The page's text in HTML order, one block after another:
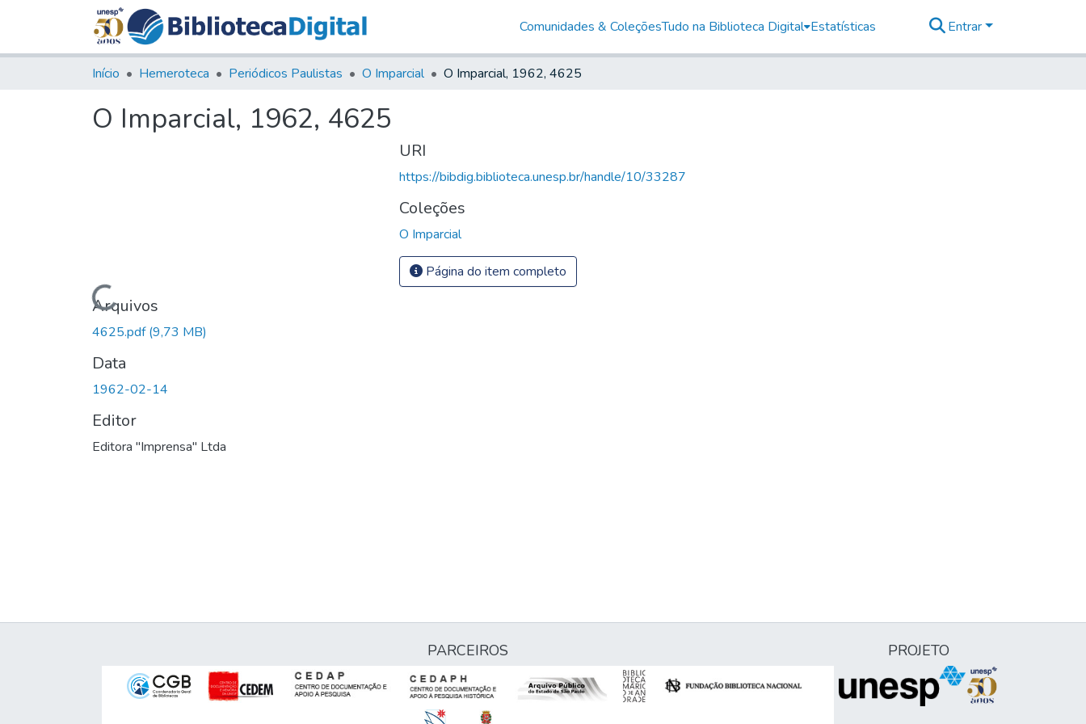
Comunidades & ColeçõesTudo na Biblioteca Digital Estatísticas Entrar
Início Hemeroteca Periódicos Paulistas O Imparcial O Imparcial, 1962, 4625
O Imparcial, 1962, 4625
Carregando...
Arquivos
4625.pdf(9,73 MB)
Data
1962-02-14
Editor
Editora "Imprensa" Ltda
URI
https://bibdig.biblioteca.unesp.br/handle/10/33287
Coleções
O Imparcial
Página do item completo
PARCEIROS PROJETO